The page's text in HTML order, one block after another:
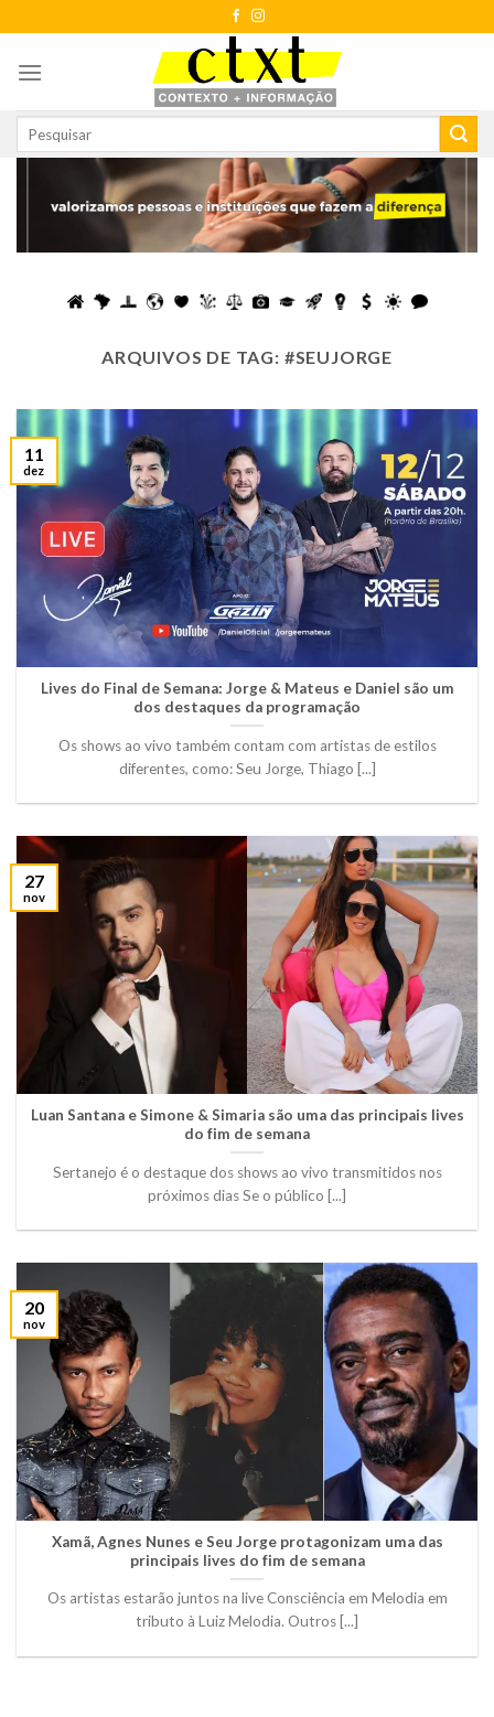
to
content
ARQUIVOS DE TAG: #SEUJORGE
Lives do Final de Semana: Jorge & Mateus e Daniel são um
dos destaques da programação
Os shows ao vivo também contam com artistas de estilos
diferentes, como: Seu Jorge, Thiago [...]
11
dez
Luan Santana e Simone & Simaria são uma das principais lives
do fim de semana
Sertanejo é o destaque dos shows ao vivo transmitidos nos
próximos dias Se o público [...]
27
nov
Xamã, Agnes Nunes e Seu Jorge protagonizam uma das
principais lives do fim de semana
Os artistas estarão juntos na live Consciência em Melodia em
tributo à Luiz Melodia. Outros [...]
20
nov